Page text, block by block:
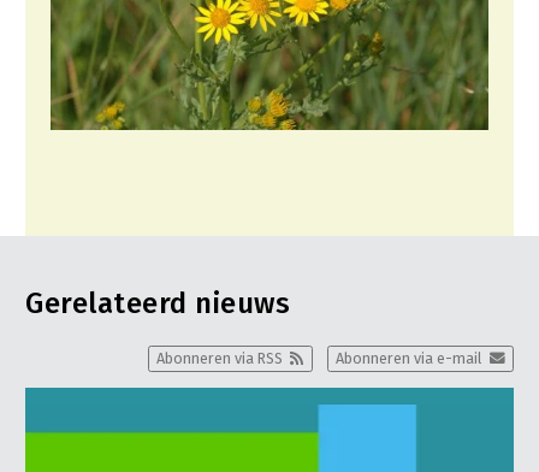
Gerelateerd nieuws
Abonneren via e-mail
Abonneren via RSS